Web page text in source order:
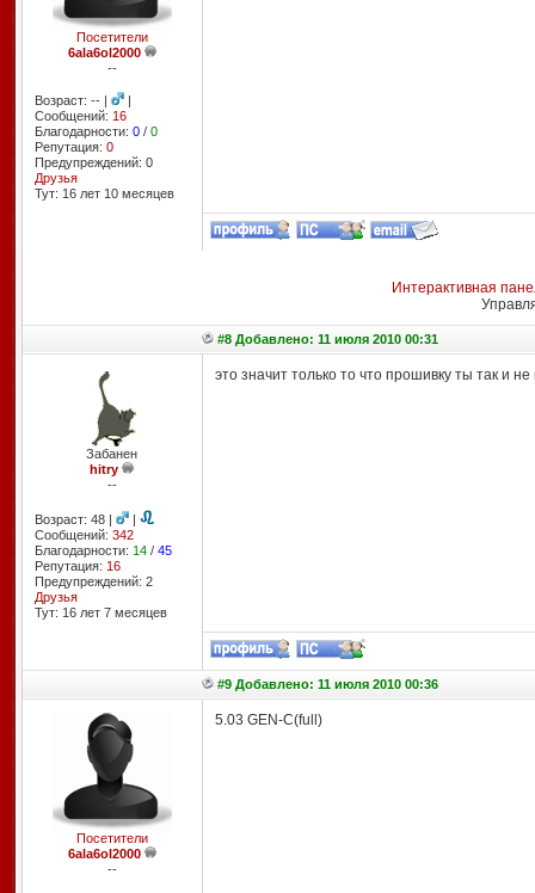
Посетители
6ala6ol2000
--
Возраст: -- |
|
Сообщений: 16
Благодарности: 0/ 0
Репутация: 0
Предупреждений: 0
Друзья
Тут: 16 лет 10 месяцев
Интерактивная
#8 Добавлено: 11 июля 2010 00:31
Забанен
hitry
--
Возраст: 48 |
|
Сообщений: 342
Благодарности: 14/ 45
Репутация: 16
Предупреждений: 2
Друзья
Тут: 16 лет 7 месяцев
это значит только то что прошивку ты так и
#9 Добавлено: 11 июля 2010 00:36
Посетители
6ala6ol2000
--
5.03 GEN-C(full)